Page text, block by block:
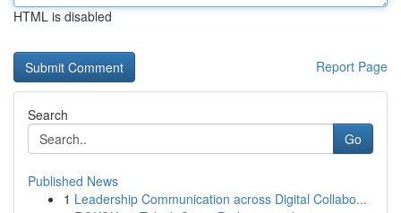
HTML is disabled
Report Page
Search
Go
Published News
1 Leadership Communication across Digital Collabo...